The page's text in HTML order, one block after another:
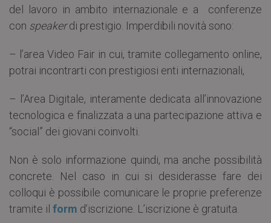
del lavoro in ambito internazionale e a conferenze
con speakerdi prestigio. Imperdibili novità sono:
– l’area Video Fair in cui, tramite collegamento online,
potrai incontrarti con prestigiosi enti internazionali,
– l’Area Digitale, interamente dedicata all’innovazione
tecnologica e finalizzata a una partecipazione attiva e
“social” dei giovani coinvolti.
Non è solo informazione quindi, ma anche possibilità
concrete. Nel caso in cui si desiderasse fare dei
colloqui è possibile comunicare le proprie preferenze
tramite il form d’iscrizione. L’iscrizione è gratuita.